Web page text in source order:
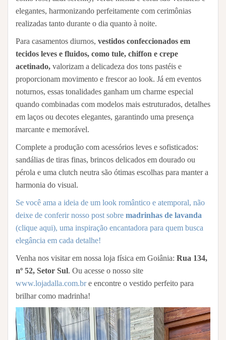
elegantes, harmonizando perfeitamente com cerimônias
realizadas tanto durante o dia quanto à noite.
Para casamentos diurnos, vestidos confeccionados em
tecidos leves e fluidos, como tule, chiffon e crepe
acetinado, valorizam a delicadeza dos tons pastéis e
proporcionam movimento e frescor ao look. Já em eventos
noturnos, essas tonalidades ganham um charme especial
quando combinadas com modelos mais estruturados, detalhes
em laços ou decotes elegantes, garantindo uma presença
marcante e memorável.
Complete a produção com acessórios leves e sofisticados:
sandálias de tiras finas, brincos delicados em dourado ou
pérola e uma clutch neutra são ótimas escolhas para manter a
harmonia do visual.
Se você ama a ideia de um look romântico e atemporal, não
deixe de conferir nosso post sobre madrinhas de lavanda
(clique aqui), uma inspiração encantadora para quem busca
elegância em cada detalhe!
Venha nos visitar em nossa loja física em Goiânia: Rua 134,
nº 52, Setor Sul. Ou acesse o nosso site
www.lojadalla.com.bre encontre o vestido perfeito para
brilhar como madrinha!